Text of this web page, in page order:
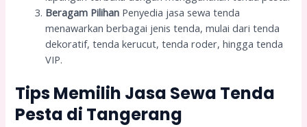
Beragam Pilihan Penyedia jasa sewa tenda
menawarkan berbagai jenis tenda, mulai dari tenda
dekoratif, tenda kerucut, tenda roder, hingga tenda
VIP.
Tips Memilih Jasa Sewa Tenda
Pesta di Tangerang